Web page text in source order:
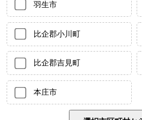
羽生市
比企郡小川町
比企郡吉見町
本庄市